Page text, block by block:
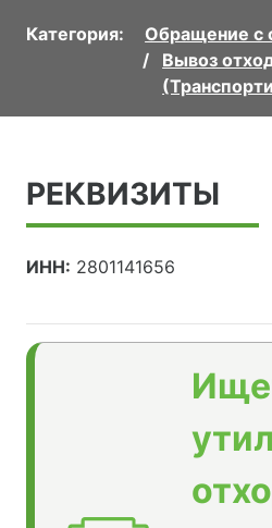
Категория:
Обращение с
Вывоз
РЕКВИЗИТЫ
ИНН: 2801141656